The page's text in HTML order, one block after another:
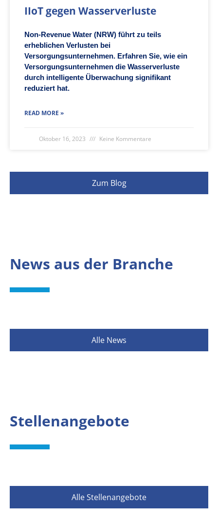
IIoT gegen Wasserverluste
Non-Revenue Water (NRW) führt zu teils
erheblichen Verlusten bei
Versorgungsunternehmen. Erfahren Sie, wie ein
Versorgungsunternehmen die Wasserverluste
durch intelligente Überwachung signifikant
reduziert hat.
READ MORE »
Oktober 16, 2023 Keine Kommentare
Zum Blog
News aus der Branche
Alle News
Stellenangebote
Alle Stellenangebote